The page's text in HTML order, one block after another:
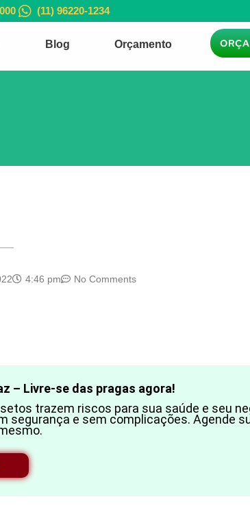
(11) 96220-1234
Blog Orçamento
4:46 pm No Comments
– Livre-se das pragas agora!
trazem riscos para sua saúde e seu
segurança e sem complicações. Agende